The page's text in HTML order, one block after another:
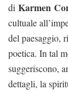
di Karmen
cultuale
del paesaggio,
poetica. In tal
suggeriscono,
dettagli, la